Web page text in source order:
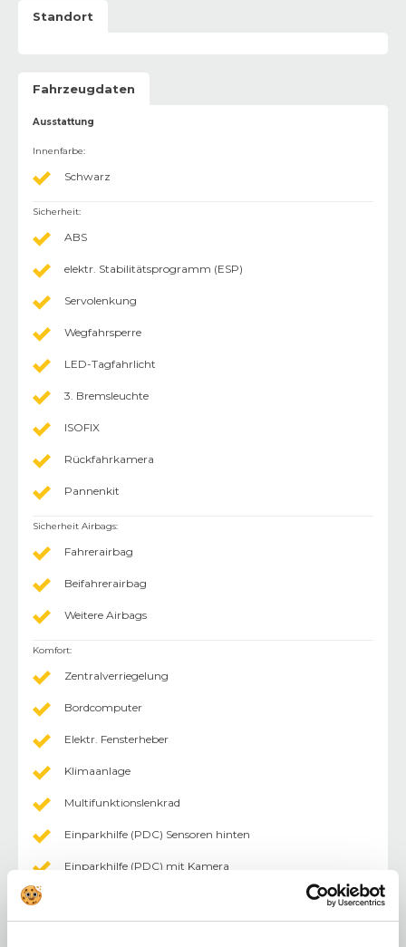
Standort
Fahrzeugdaten
Ausstattung
Innenfarbe:
Schwarz
Sicherheit:
ABS
elektr. Stabilitätsprogramm (ESP)
Servolenkung
Wegfahrsperre
LED-Tagfahrlicht
3. Bremsleuchte
ISOFIX
Rückfahrkamera
Pannenkit
Sicherheit Airbags:
Fahrerairbag
Beifahrerairbag
Weitere Airbags
Komfort:
Zentralverriegelung
Bordcomputer
Elektr. Fensterheber
Klimaanlage
Multifunktionslenkrad
Einparkhilfe (PDC) Sensoren hinten
Einparkhilfe (PDC) mit Kamera